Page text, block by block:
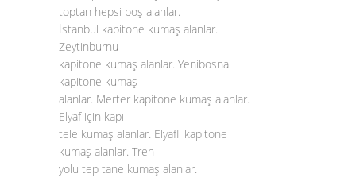
toptan hepsi boş alanlar.
İstanbul kapitone kumaş alanlar.
Zeytinburnu
kapitone kumaş alanlar. Yenibosna
kapitone kumaş
alanlar. Merter kapitone kumaş alanlar.
Elyaf için kapı
tele kumaş alanlar. Elyaflı kapitone
kumaş alanlar. Tren
yolu tep tane kumaş alanlar.